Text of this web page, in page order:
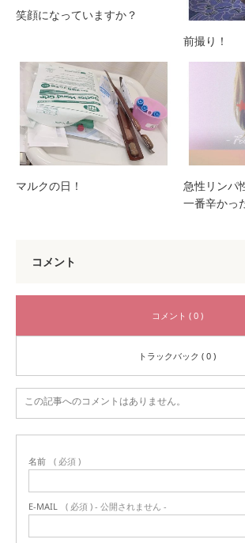
笑顔になっていますか？
前撮り！
マルクの日！
急性リンパ
一番辛かっ
コメント
コメント ( 0 )
トラックバック ( 0 )
この記事へのコメントはありません。
名前 ( 必須 )
E-MAIL ( 必須 ) - 公開されません -